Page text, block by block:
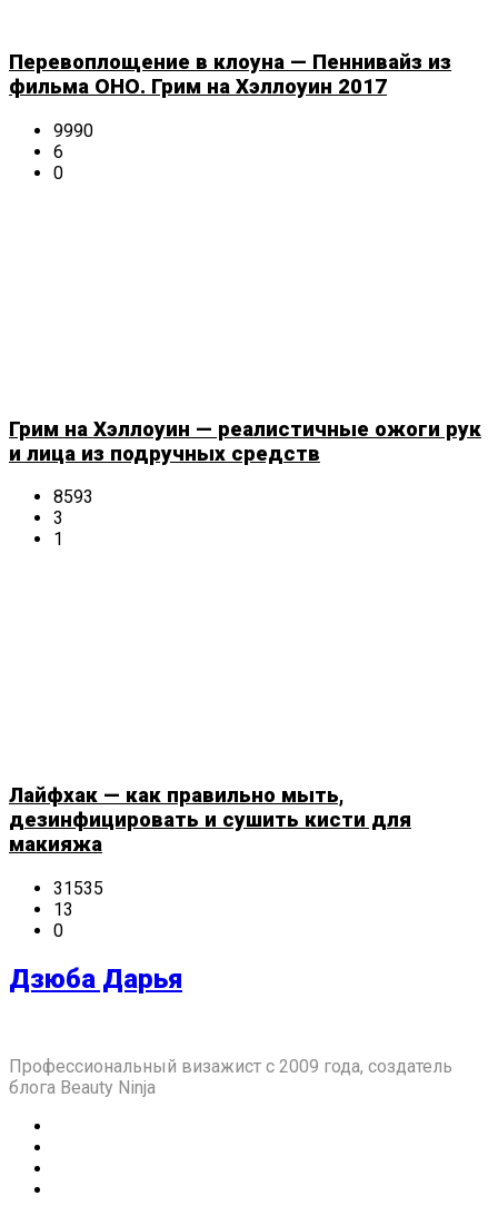
Перевоплощение в клоуна — Пеннивайз из
фильма ОНО. Грим на Хэллоуин 2017
9990
6
0
Грим на Хэллоуин — реалистичные ожоги рук
и лица из подручных средств
8593
3
1
Лайфхак — как правильно мыть,
дезинфицировать и сушить кисти для
макияжа
31535
13
0
Дзюба Дарья
Профессиональный визажист с 2009 года, создатель
блога Beauty Ninja